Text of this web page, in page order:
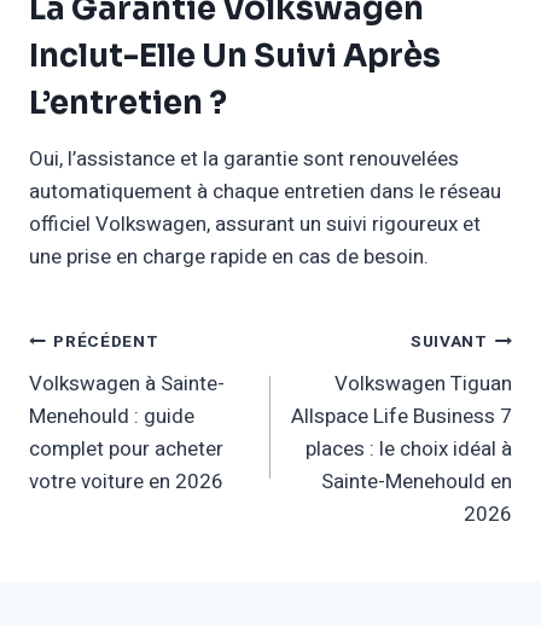
La Garantie Volkswagen
Inclut-Elle Un Suivi Après
L’entretien ?
Oui, l’assistance et la garantie sont renouvelées
automatiquement à chaque entretien dans le réseau
officiel Volkswagen, assurant un suivi rigoureux et
une prise en charge rapide en cas de besoin.
Navigation
De
L’article
PRÉCÉDENT
Volkswagen à Sainte-
Menehould : guide
complet pour acheter
votre voiture en 2026
SUIVANT
Volkswagen Tiguan
Allspace Life Business 7
places : le choix idéal à
Sainte-Menehould en
2026